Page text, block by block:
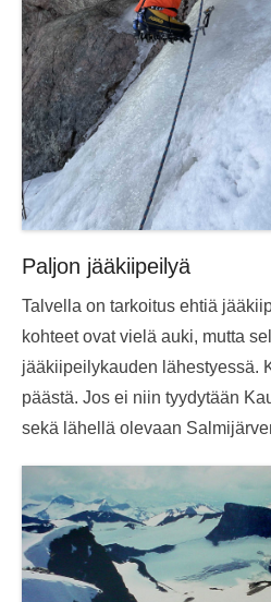
Paljon jääkiipeilyä
Talvella on tarkoitus ehtiä
kohteet ovat vielä auki, mutta
jääkiipeilykauden lähestyessä.
päästä. Jos ei niin tyydytään
sekä lähellä olevaan